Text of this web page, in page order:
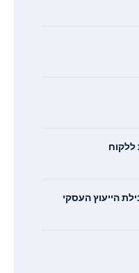
הייעוץ העסקי